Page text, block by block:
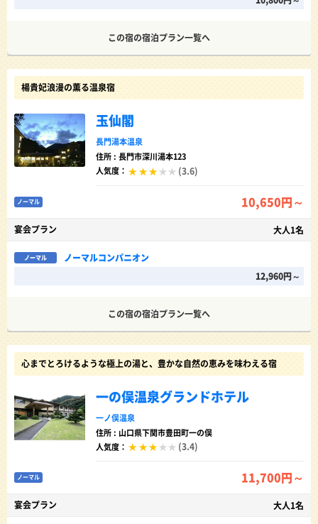
この宿の宿泊プラン一覧へ
楊貴妃浪漫の薫る温泉宿
玉仙閣
長門湯本温泉
住所 : 長門市深川湯本123
人気度：
(3.6)
ノーマル 10,650円～
宴会プラン 大人1名
ノーマル
ノーマルコンパニオン
12,960円～
この宿の宿泊プラン一覧へ
心までとろけるような極上の湯と、豊かな自然の恵みを味わえる宿
一の俣温泉グランドホテル
一ノ俣温泉
住所 : 山口県下関市豊田町一の俣
人気度：
(3.4)
ノーマル 11,700円～
宴会プラン 大人1名